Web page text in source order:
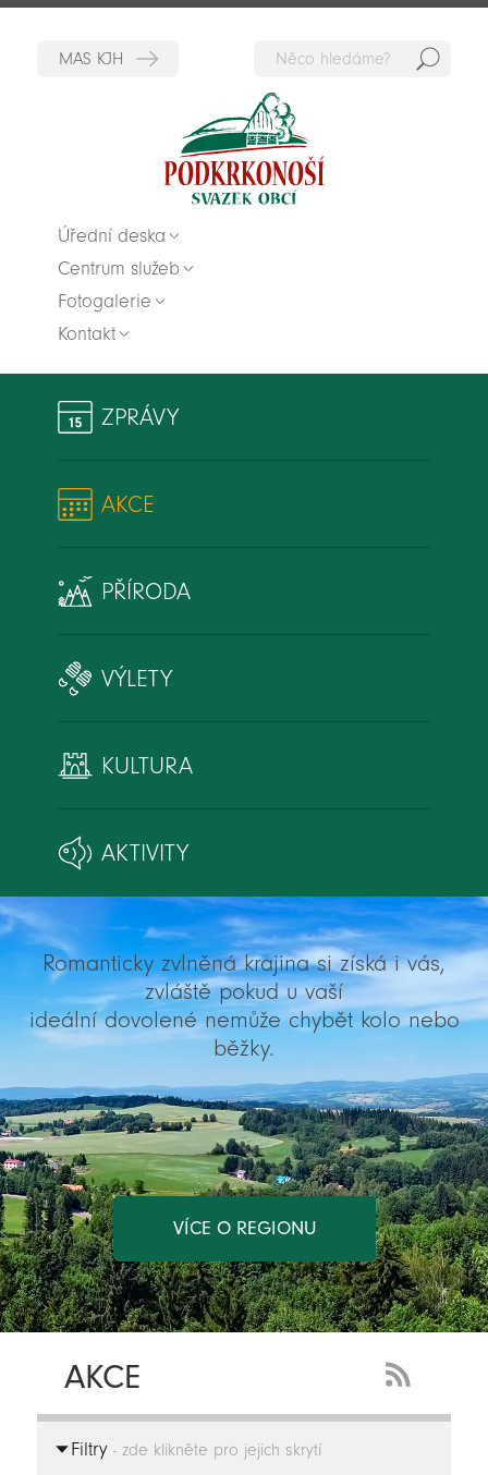
Úřední deska
Centrum služeb
Fotogalerie
Kontakt
ZPRÁVY
AKCE
PŘÍRODA
VÝLETY
KULTURA
AKTIVITY
Romanticky zvlněná krajina si získá i vás,
zvláště pokud u vaší
ideální dovolené nemůže chybět kolo nebo
běžky.
VÍCE O REGIONU
AKCE
Feed
Filtry- zde klikněte pro jejich skrytí